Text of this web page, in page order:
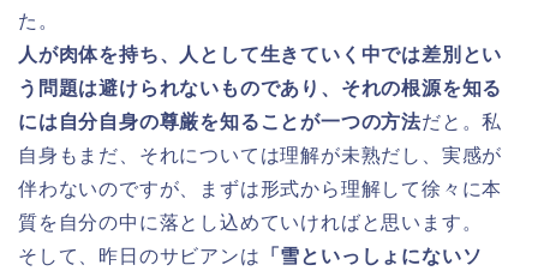
た。
人が肉体を持ち、人として生きていく中では差別とい
う問題は避けられないものであり、それの根源を知る
には自分自身の尊厳を知ることが一つの方法だと。私
自身もまだ、それについては理解が未熟だし、実感が
伴わないのですが、まずは形式から理解して徐々に本
質を自分の中に落とし込めていければと思います。
そして、昨日のサビアンは 「雪といっしょにないソ